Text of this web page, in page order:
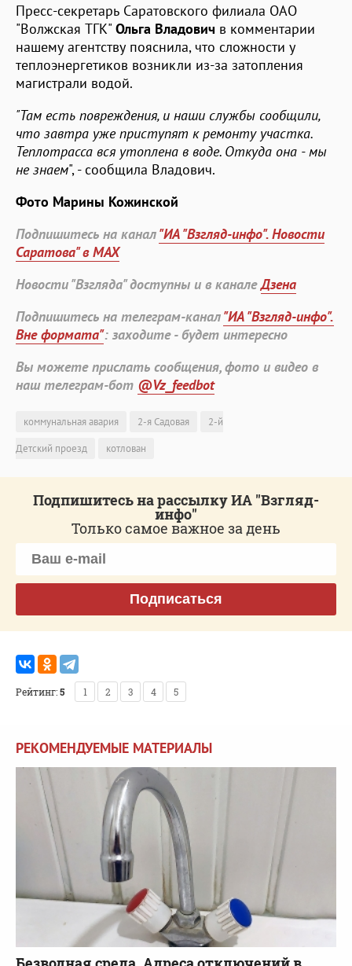
Пресс-секретарь Саратовского филиала ОАО
"Волжская ТГК" Ольга Владович в комментарии
нашему агентству пояснила, что сложности у
теплоэнергетиков возникли из-за затопления
магистрали водой.
"Там есть повреждения, и наши службы сообщили,
что завтра уже приступят к ремонту участка.
Теплотрасса вся утоплена в воде. Откуда она - мы
не знаем", - сообщила Владович.
Фото Марины Кожинской
Подпишитесь на канал"ИА "Взгляд-инфо". Новости
Саратова" в MAX
Новости "Взгляда" доступны и в каналеДзена
Подпишитесь на телеграм-канал"ИА "Взгляд-инфо".
Вне формата": заходите - будет интересно
Вы можете прислать сообщения, фото и видео в
наш телеграм-бот @Vz_feedbot
коммунальная авария 2-я Садовая
2-й
Детский проезд
котлован
Подпишитесь на рассылку ИА "Взгляд-
инфо"
Только самое важное за день
Подписаться
Рейтинг:5 1 2 3 4 5
РЕКОМЕНДУЕМЫЕ МАТЕРИАЛЫ